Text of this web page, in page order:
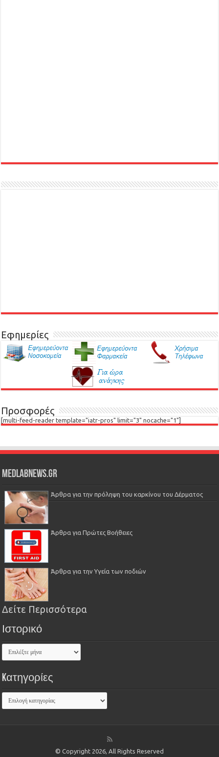
Εφημερίες
Προσφορές
[multi-feed-reader template="iatr-pros" limit="3" nocache="1"]
Medlabnews.gr
Άρθρα για την πρόληψη του καρκίνου του Δέρματος
Άρθρα για Πρώτες Βοήθειες
Άρθρα για την Υγεία των ποδιών
Δείτε Περισσότερα
Ιστορικό
Kατηγορίες
© Copyright 2026, All Rights Reserved